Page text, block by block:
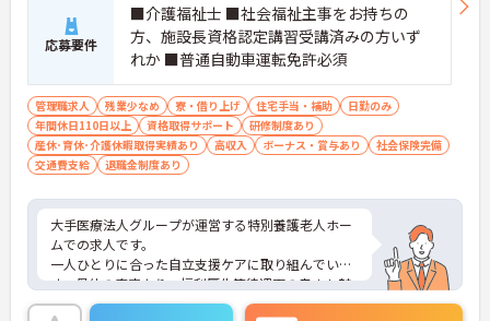
応募要件
■介護福祉士 ■社会福祉主事をお持ちの
方、施設長資格認定講習受講済みの方いず
れか ■普通自動車運転免許必須
管理職求人 残業少なめ 寮・借り上げ 住宅手当・補助
日勤のみ
年間休日110日以上
資格取得サポート
研修制度あり
産休･育休･介護休暇取得実績あり
高収入 ボーナス・賞与あり
社会保険完備
交通費支給
退職金制度あり
大手医療法人グループが運営する特別養護老人ホー
ムでの求人です。
一人ひとりに合った自立支援ケアに取り組んでいま
す。母体の安定より、福利厚生等待遇面の良さも魅
力♪